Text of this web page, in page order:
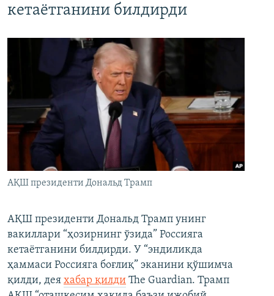
кетаётганини билдирди
АҚШ президенти Дональд Трамп
АҚШ президенти Дональд Трамп унинг
вакиллари “ҳозирнинг ўзида” Россияга
кетаётганини билдирди. У “эндиликда
ҳаммаси Россияга боғлиқ” эканини қўшимча
қилди, дея хабар қилди The Guardian. Трамп